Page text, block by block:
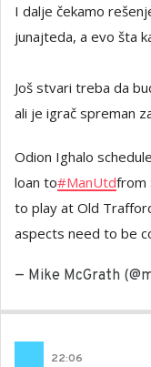
I dalje čekamo
junajteda, a evo šta
Još stvari treba da
ali je igrač spreman
Odion Ighalo
loan to#ManUtdfrom
to play at Old
aspects need to be
— Mike McGrath
22:06